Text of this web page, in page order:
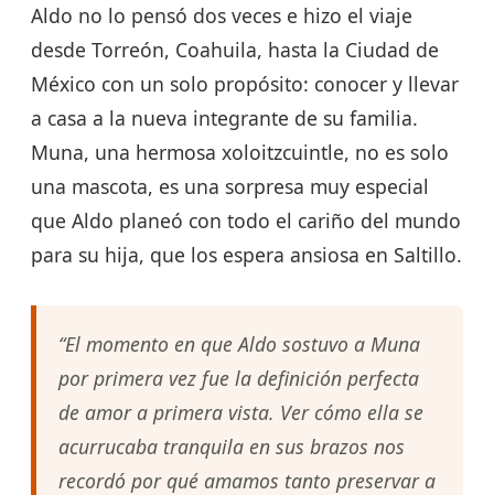
Aldo no lo pensó dos veces e hizo el viaje
desde Torreón, Coahuila, hasta la Ciudad de
México con un solo propósito: conocer y llevar
a casa a la nueva integrante de su familia.
Muna, una hermosa xoloitzcuintle, no es solo
una mascota, es una sorpresa muy especial
que Aldo planeó con todo el cariño del mundo
para su hija, que los espera ansiosa en Saltillo.
“El momento en que Aldo sostuvo a Muna
por primera vez fue la definición perfecta
de amor a primera vista. Ver cómo ella se
acurrucaba tranquila en sus brazos nos
recordó por qué amamos tanto preservar a